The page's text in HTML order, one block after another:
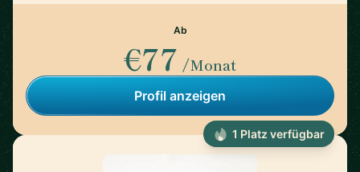
Ab
€77 /Monat
Profil anzeigen
1 Platz verfügbar